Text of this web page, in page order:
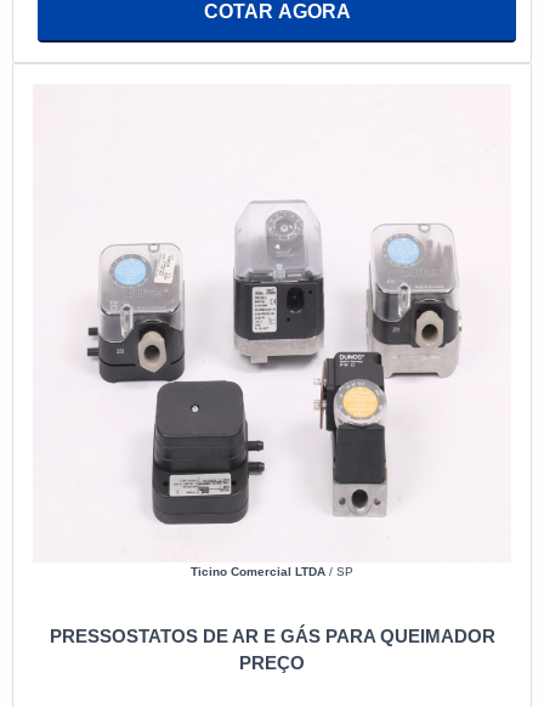
COTAR AGORA
Ticino Comercial LTDA / SP
PRESSOSTATOS DE AR E GÁS PARA QUEIMADOR
PREÇO